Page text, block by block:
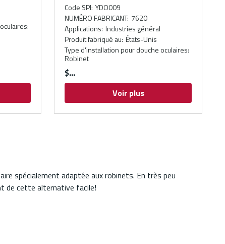
:
Code SPI: YDO009
NUMÉRO FABRICANT: 7620
Applications: Industries général
Produit fabriqué au: États-Unis
Type d'installation pour douche oculaires:
Robinet
$
Voir plus
spécialement adaptée aux robinets. En très peu
de cette alternative facile!